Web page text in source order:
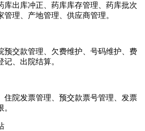
库出库冲正、药库库存管理、药库批次
管理、产地管理、供应商管理。
预交款管理、欠费维护、号码维护、费
记、出院结算。
住院发票管理、预交款票号管理、发票